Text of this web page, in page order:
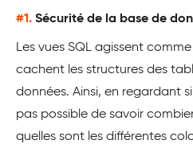
#1. Sécurité de la base de
Les vues SQL agissent
cachent les structures des
données. Ainsi, en regardant
pas possible de savoir
quelles sont les différentes